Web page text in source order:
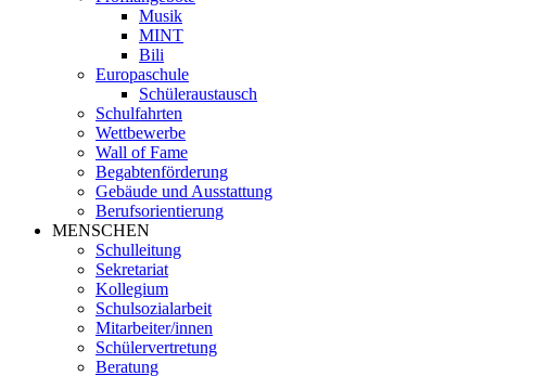
Musik
MINT
Bili
Europaschule
Schüleraustausch
Schulfahrten
Wettbewerbe
Wall of Fame
Begabtenförderung
Gebäude und Ausstattung
Berufsorientierung
MENSCHEN
Schulleitung
Sekretariat
Kollegium
Schulsozialarbeit
Mitarbeiter/innen
Schülervertretung
Beratung